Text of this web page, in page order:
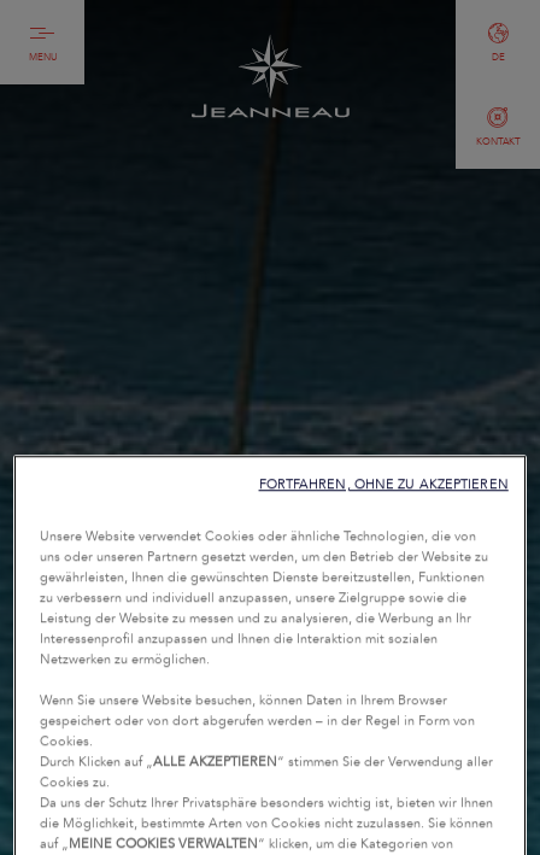
MENU
KONTAKT
DE
Unsere Website verwendet Cookies oder ähnliche Technologien, die von
uns oder unseren Partnern gesetzt werden, um den Betrieb der Website zu
gewährleisten, Ihnen die gewünschten Dienste bereitzustellen, Funktionen
zu verbessern und individuell anzupassen, unsere Zielgruppe sowie die
Leistung der Website zu messen und zu analysieren, die Werbung an Ihr
Interessenprofil anzupassen und Ihnen die Interaktion mit sozialen
Netzwerken zu ermöglichen.
Wenn Sie unsere Website besuchen, können Daten in Ihrem Browser
gespeichert oder von dort abgerufen werden – in der Regel in Form von
Cookies.
Durch Klicken auf „ALLE AKZEPTIEREN“ stimmen Sie der Verwendung aller
Cookies zu.
Da uns der Schutz Ihrer Privatsphäre besonders wichtig ist, bieten wir Ihnen
die Möglichkeit, bestimmte Arten von Cookies nicht zuzulassen. Sie können
auf „MEINE COOKIES VERWALTEN“ klicken, um die Kategorien von
FORTFAHREN, OHNE ZU AKZEPTIEREN